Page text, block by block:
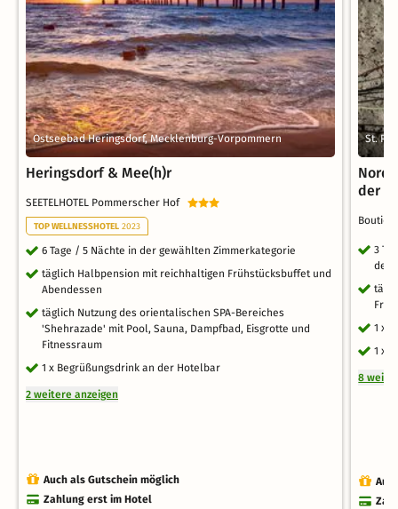
Ostseebad Heringsdorf, Mecklenburg-Vorpommern
Heringsdorf & Mee(h)r
SEETELHOTEL Pommerscher Hof
TOP WELLNESSHOTEL 2023
6 Tage / 5 Nächte in der gewählten Zimmerkategorie
täglich Halbpension mit reichhaltigen Frühstücksbuffet und
Abendessen
täglich Nutzung des orientalischen SPA-Bereiches
'Shehrazade' mit Pool, Sauna, Dampfbad, Eisgrotte und
Fitnessraum
1 x Begrüßungsdrink an der Hotelbar
2 weitere anzeigen
Auch als Gutschein möglich
Zahlung erst im Hotel
St.
der
3
des
1 x
1 x
8